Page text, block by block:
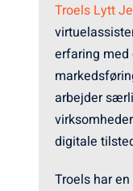
Troels Lytt
erfaring med
arbejder
virksomheder
digitale
Troels haren